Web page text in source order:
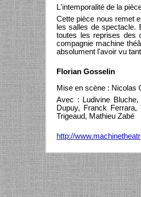
L'intemporalité de la
Cette pièce nous remet
les salles de spectacle.
toutes les reprises des
compagnie machine
absolument l'avoir vu
Florian Gosselin
Mise en scène : Nicolas
Avec : Ludivine Bluche,
Dupuy, Franck
Trigeaud, Mathieu Zabé
http://